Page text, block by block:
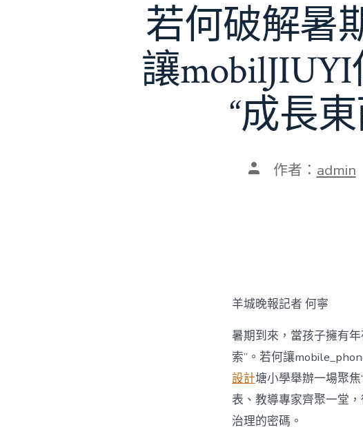
若何破解暑
讓
“成長
文 作者： admin
羊城晚報記者 何寧
暑期到來，當孩子擁有
索”。若何讓
設計塘小學舉辦一場聚
表、教導專家齊聚一堂
治理的密碼。